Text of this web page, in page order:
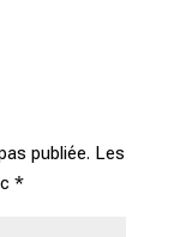
publiée. Les
*